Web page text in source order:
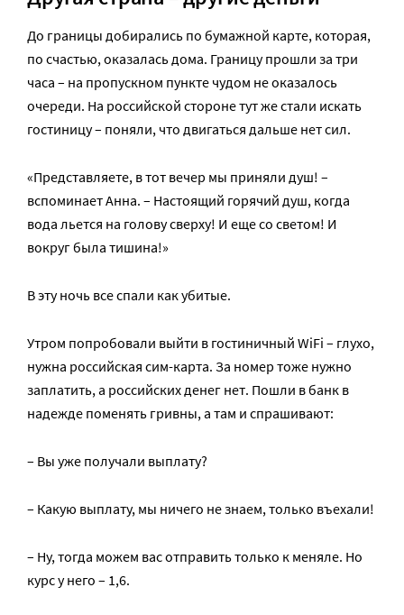
До границы добирались по бумажной карте, которая,
по счастью, оказалась дома. Границу прошли за три
часа – на пропускном пункте чудом не оказалось
очереди. На российской стороне тут же стали искать
гостиницу – поняли, что двигаться дальше нет сил.
«Представляете, в тот вечер мы приняли душ! –
вспоминает Анна. – Настоящий горячий душ, когда
вода льется на голову сверху! И еще со светом! И
вокруг была тишина!»
В эту ночь все спали как убитые.
Утром попробовали выйти в гостиничный WiFi – глухо,
нужна российская сим-карта. За номер тоже нужно
заплатить, а российских денег нет. Пошли в банк в
надежде поменять гривны, а там и спрашивают:
– Вы уже получали выплату?
– Какую выплату, мы ничего не знаем, только въехали!
– Ну, тогда можем вас отправить только к меняле. Но
курс у него – 1,6.